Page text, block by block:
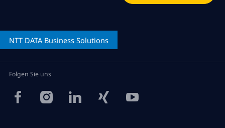
NTT DATABusiness Solutions
Folgen Sie uns